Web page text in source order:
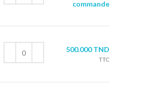
commande
500.000TND
TTC